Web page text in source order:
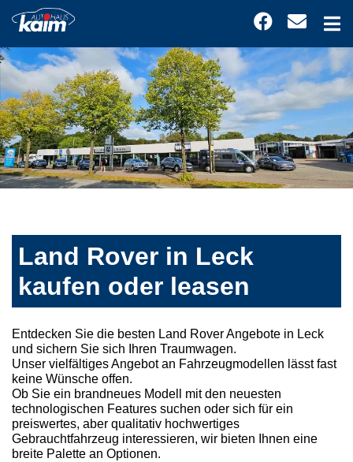
Land Rover in Leck
kaufen oder leasen
Entdecken Sie die besten Land Rover Angebote in Leck
und sichern Sie sich Ihren Traumwagen.
Unser vielfältiges Angebot an Fahrzeugmodellen lässt fast
keine Wünsche offen.
Ob Sie ein brandneues Modell mit den neuesten
technologischen Features suchen oder sich für ein
preiswertes, aber qualitativ hochwertiges
Gebrauchtfahrzeug interessieren, wir bieten Ihnen eine
breite Palette an Optionen.